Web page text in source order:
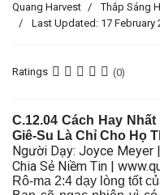
Quang Harvest
Thắp Sáng
Last Updated: 17 February
Ratings (0)
C.12.04 Cách Hay
Giê-Su Là Chỉ Cho Họ
Người Dạy: Joyce Meyer
Chia Sẻ Niềm Tin |
Rô-ma 2:4 dạy lòng tốt